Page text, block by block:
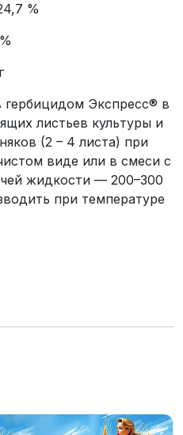
%
Экспресс® в
листьев культуры и
(2 – 4 листа) при
виде или в смеси с
жидкости — 200–300
при температуре